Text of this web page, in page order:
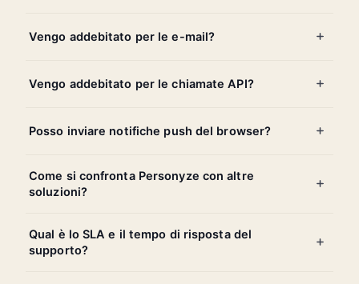
Vengo addebitato per le e-mail?
Vengo addebitato per le chiamate API?
Posso inviare notifiche push del browser?
Come si confronta Personyze con altre
soluzioni?
Qual è lo SLA e il tempo di risposta del
supporto?